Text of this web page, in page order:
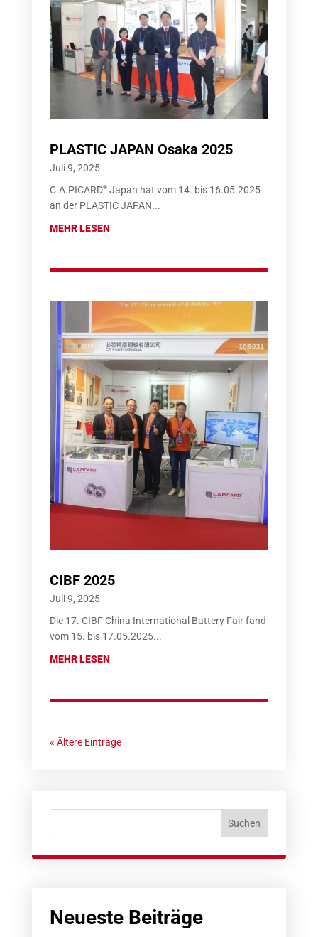
PLASTIC JAPAN Osaka 2025
Juli 9, 2025
C.A.PICARD®Japan hat vom 14. bis 16.05.2025
an der PLASTIC JAPAN...
MEHR LESEN
CIBF 2025
Juli 9, 2025
Die 17. CIBF China International Battery Fair fand
vom 15. bis 17.05.2025...
MEHR LESEN
« Ältere Einträge
Suchen
Neueste Beiträge